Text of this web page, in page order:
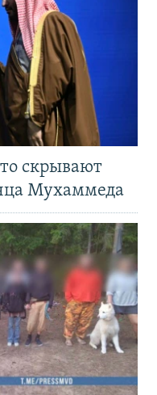
скрывают
Мухаммеда